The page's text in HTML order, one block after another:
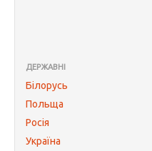
ДЕРЖАВНІ
Білорусь
Польща
Росія
Україна